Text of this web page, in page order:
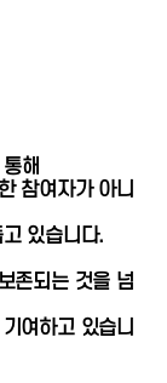
해
참여자가 아니
있습니다.
존되는 것을 넘
여하고 있습니